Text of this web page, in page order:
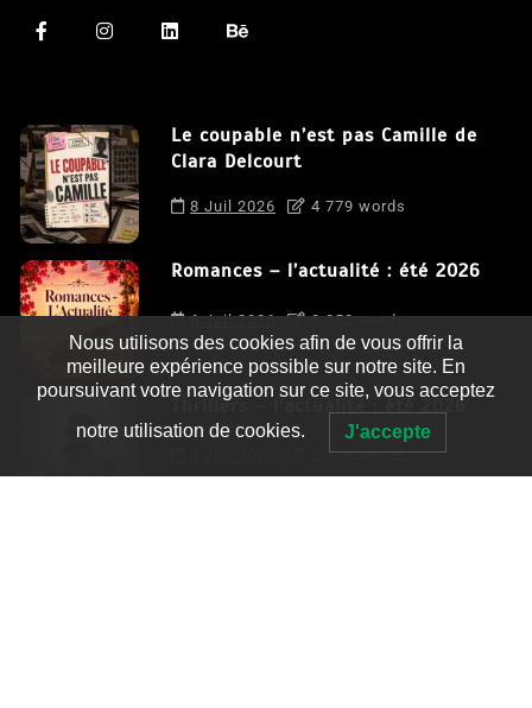
Le coupable n’est pas Camille de
Clara Delcourt
8 Juil 2026 4 779 words
Romances – l’actualité : été 2026
6 Juil 2026 3 052 words
Thrillers – l’actualité : été 2026
2 995 words
Nous utilisons des cookies afin de vous offrir la
meilleure expérience possible sur notre site. En
poursuivant votre navigation sur ce site, vous acceptez
notre utilisation de cookies. J'accepte